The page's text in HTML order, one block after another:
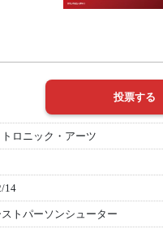
ロニック・アーツ
14
トパーソンシューター